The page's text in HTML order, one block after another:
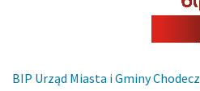
BIP Urząd Miasta i Gminy Chodecz